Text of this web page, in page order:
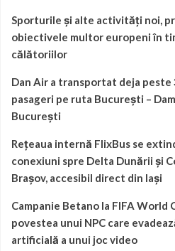
Sporturile și alte activități noi,
obiectivele multor europeni în
călătoriilor
Dan Air a transportat deja peste
pasageri pe ruta București –
București
Rețeaua internă FlixBus se
conexiuni spre Delta Dunării și
Brașov, accesibil direct din Iași
Campanie Betano la FIFA World
povestea unui NPC care
artificială a unui joc video